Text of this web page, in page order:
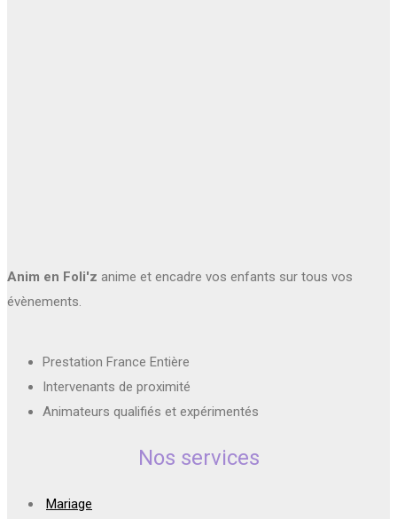
Anim en Foli'z anime et encadre vos enfants sur tous vos
évènements.
Prestation France Entière
Intervenants de proximité
Animateurs qualifiés et expérimentés
Nos services
Mariage